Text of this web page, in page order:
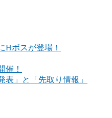
Hボスが登場！
催！
表」と「先取り情報」